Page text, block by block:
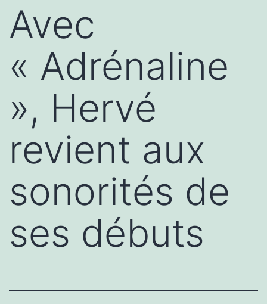
Avec
« Adrénaline
», Hervé
revient aux
sonorités de
ses débuts